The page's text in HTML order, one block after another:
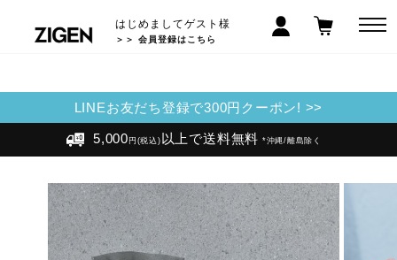
はじめましてゲスト様
＞＞ 会員登録はこちら
LINEお友だち登録で300円クーポン! >>
5,000 円(税込) 以上で送料無料 *沖縄/離島除く